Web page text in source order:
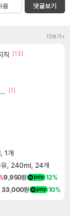
음 댓글보기
더보기+
직 [13]
[1]
1개
유, 240ml, 24개
9,950원 12%
33,000원 10%